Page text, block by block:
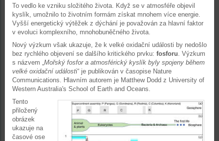
To vedlo ke vzniku složitého života. Když se v atmosféře objevil
kyslík, umožnilo to životním formám získat mnohem více energie.
Vyšší energetický výtěžek z dýchání je považován za hlavní faktor
v evoluci komplexního, mnohobuněčného života.
Nový výzkum však ukazuje, že k velké oxidační události by nedošlo
bez rychlého objevení se dalšího kritického prvku: fosforu . Výzkum
s názvem „ Mořský fosfor a atmosférický kyslík byly spojeny během
velké oxidační události“ je publikován v časopise Nature
Communications. Hlavním autorem je Matthew Dodd z University of
Western Australia's School of Earth and Oceans.
Tento
přiložený
obrázek
ukazuje na
časové ose